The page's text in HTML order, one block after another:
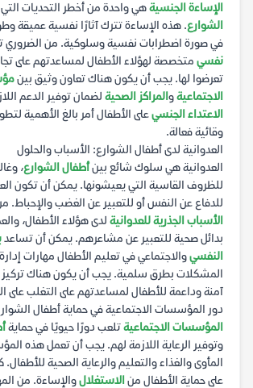
الإساءة الجنسيةهي واحدة من أخطر التحديات
الشوارع. هذه الإساءة تترك آثارًا نفسية عميقة
في صورة اضطرابات نفسية وسلوكية. من الضروري
نفسي متخصصة لهؤلاء الأطفال لمساعدتهم على
تعرضوا لها. يجب أن يكون هناك تعاون وثيق بين
الاجتماعيةوالمراكز الصحية لضمان توفير الدعم
الاعتداء الجنسيعلى الأطفال أمر بالغ الأهمية
وقائية فعالة.
العدوانية لدى أطفال الشوارع: الأسباب والحلول
العدوانية هي سلوك شائع بينأطفال الشوارع،
للظروف القاسية التي يعيشونها. يمكن أن تكون
للدفاع عن النفس أو للتعبير عن الغضب والإحباط.
الأسباب الجذرية للعدوانية لدى هؤلاء الأطفال،
بدائل صحية للتعبير عن مشاعرهم. يمكن أن تساعد
النفسيوالاجتماعي في تعليم الأطفال مهارات
المشكلات بطرق سلمية. يجب أن يكون هناك تركيز
آمنة وداعمة للأطفال لمساعدتهم على التغلب على
دور المؤسسات الاجتماعية في حماية أطفال
المؤسسات الاجتماعيةتلعب دورًا حيويًا في حماية
وتوفير الرعاية اللازمة لهم. يجب أن تعمل هذه
المأوى والغذاء والتعليم والرعاية الصحية
على حماية الأطفال منالاستغلالوالإساءة. من